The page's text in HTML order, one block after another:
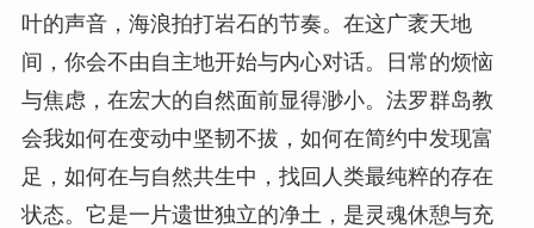
叶的声音，海浪拍打岩石的节奏。在这广袤天地
间，你会不由自主地开始与内心对话。日常的烦恼
与焦虑，在宏大的自然面前显得渺小。法罗群岛教
会我如何在变动中坚韧不拔，如何在简约中发现富
足，如何在与自然共生中，找回人类最纯粹的存在
状态。它是一片遗世独立的净土，是灵魂休憩与充